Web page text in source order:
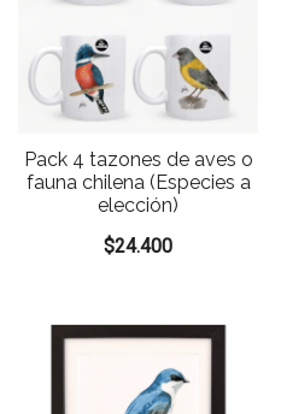
Pack 4 tazones de aves o
fauna chilena (Especies a
elección)
$24.400